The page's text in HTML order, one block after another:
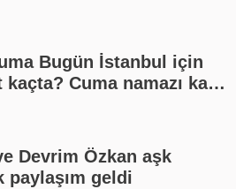
Bugün İstanbul için
kaçta? Cuma namazı kaç
Devrim Özkan aşk
paylaşım geldi